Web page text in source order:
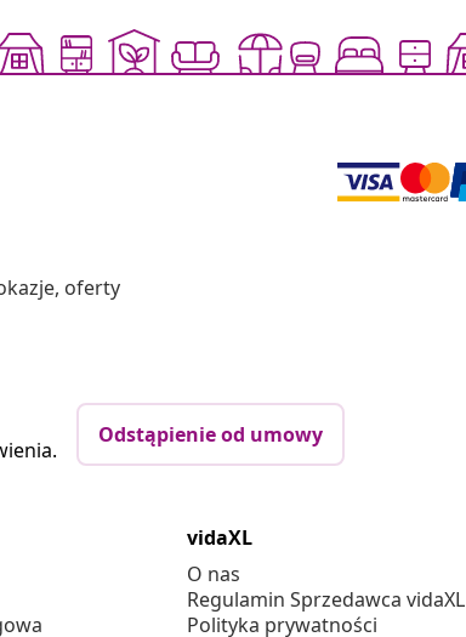
oferty
Odstąpienie od umowy
vidaXL
O nas
Regulamin Sprzedawca vidaXL
Polityka prywatności